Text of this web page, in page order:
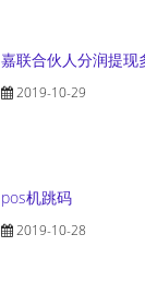
嘉联合伙人分润提现
2019-10-29
pos机跳码
2019-10-28